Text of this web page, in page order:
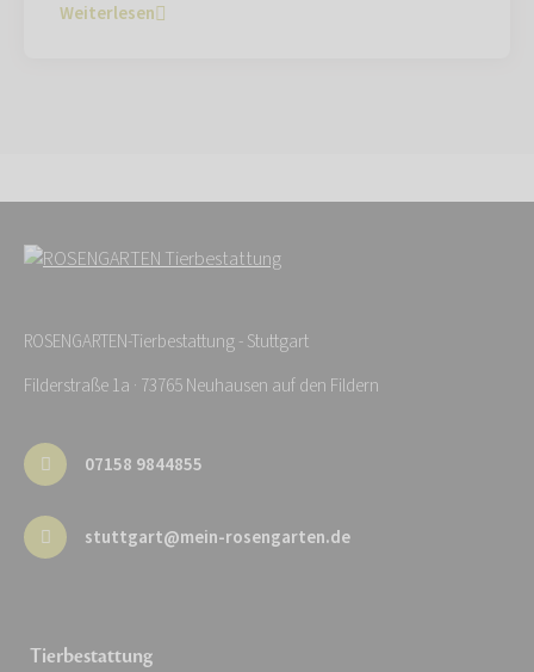
Weiterlesen
ROSENGARTEN-Tierbestattung - Stuttgart
Filderstraße 1a · 73765 Neuhausen auf den Fildern
07158 9844855
stuttgart@mein-rosengarten.de
Tierbestattung